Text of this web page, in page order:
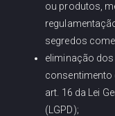
ou produtos,
segredos
eliminação
consentimento
art. 16 da Lei
(LGPD);